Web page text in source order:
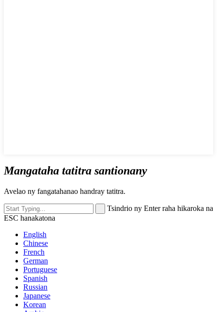
Mangataha tatitra santionany
Avelao ny fangatahanao handray tatitra.
Tsindrio ny Enter raha hikaroka na
ESC hanakatona
English
Chinese
French
German
Portuguese
Spanish
Russian
Japanese
Korean